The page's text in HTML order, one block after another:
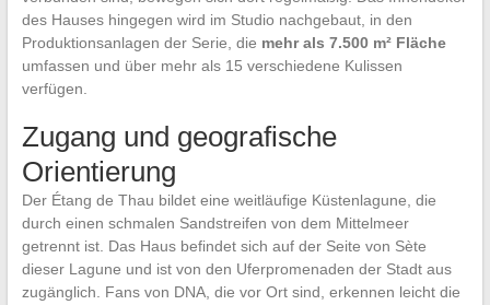
des Hauses hingegen wird im Studio nachgebaut, in den
Produktionsanlagen der Serie, die mehr als 7.500 m² Fläche
umfassen und über mehr als 15 verschiedene Kulissen
verfügen.
Zugang und geografische
Orientierung
Der Étang de Thau bildet eine weitläufige Küstenlagune, die
durch einen schmalen Sandstreifen von dem Mittelmeer
getrennt ist. Das Haus befindet sich auf der Seite von Sète
dieser Lagune und ist von den Uferpromenaden der Stadt aus
zugänglich. Fans von DNA, die vor Ort sind, erkennen leicht die